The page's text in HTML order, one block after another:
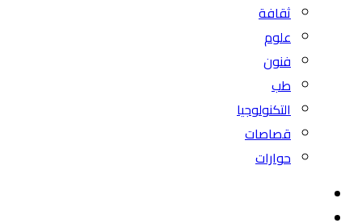
ثقافة
علوم
فنون
طب
التكنولوجيا
قصاصات
حوارات